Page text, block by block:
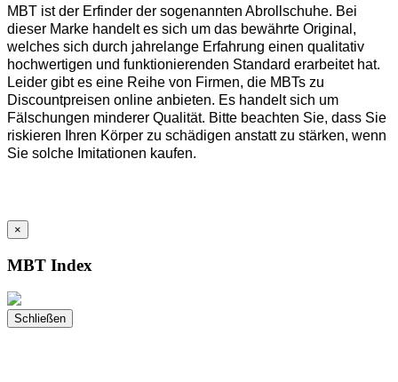
MBT ist der Erfinder der sogenannten Abrollschuhe. Bei
dieser Marke handelt es sich um das bewährte Original,
welches sich durch jahrelange Erfahrung einen qualitativ
hochwertigen und funktionierenden Standard erarbeitet hat.
Leider gibt es eine Reihe von Firmen, die MBTs zu
Discountpreisen online anbieten. Es handelt sich um
Fälschungen minderer Qualität. Bitte beachten Sie, dass Sie
riskieren Ihren Körper zu schädigen anstatt zu stärken, wenn
Sie solche Imitationen kaufen.
×
MBT Index
Schließen